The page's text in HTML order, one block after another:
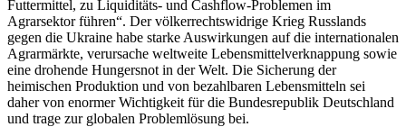
Futtermittel, zu Liquiditäts- und Cashflow-Problemen im
Agrarsektor führen“. Der völkerrechtswidrige Krieg Russlands
gegen die Ukraine habe starke Auswirkungen auf die internationalen
Agrarmärkte, verursache weltweite Lebensmittelverknappung sowie
eine drohende Hungersnot in der Welt. Die Sicherung der
heimischen Produktion und von bezahlbaren Lebensmitteln sei
daher von enormer Wichtigkeit für die Bundesrepublik Deutschland
und trage zur globalen Problemlösung bei.